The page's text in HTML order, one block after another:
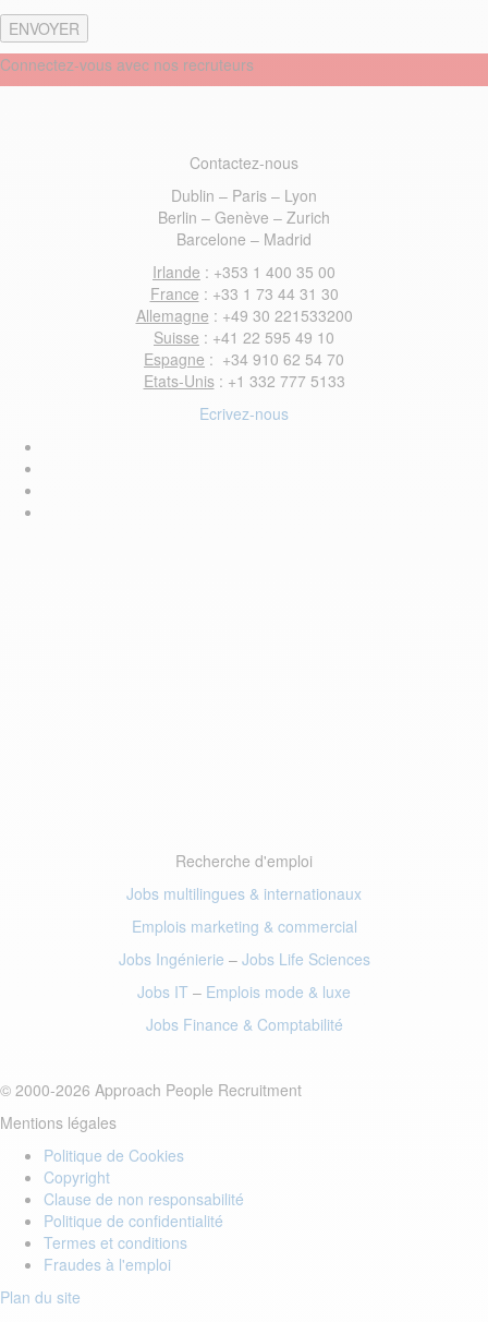
Connectez-vous avec nos recruteurs
Contactez-nous
Dublin – Paris – Lyon
Berlin – Genève – Zurich
Barcelone – Madrid
Irlande : +353 1 400 35 00
France : +33 1 73 44 31 30
Allemagne : +49 30 221533200
Suisse : +41 22 595 49 10
Espagne : +34 910 62 54 70
Etats-Unis: +1 332 777 5133
Ecrivez-nous
Recherche d'emploi
Jobs multilingues & internationaux
Emplois marketing & commercial
Jobs Ingénierie – Jobs Life Sciences
Jobs IT – Emplois mode & luxe
Jobs Finance & Comptabilité
© 2000-2026 Approach People Recruitment
Mentions légales
Politique de Cookies
Copyright
Clause de non responsabilité
Politique de confidentialité
Termes et conditions
Fraudes à l'emploi
Plan du site